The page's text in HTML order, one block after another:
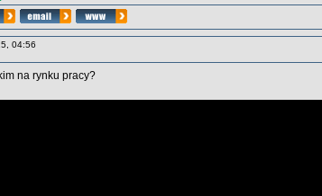
04:56
na rynku pracy?